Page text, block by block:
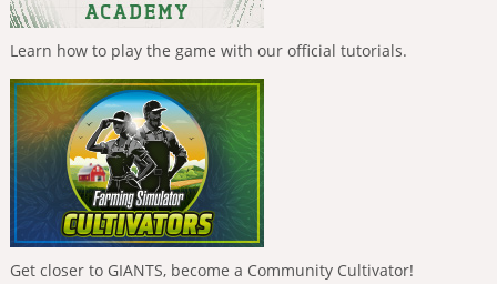
Learn how to play the game with our official tutorials.
Get closer to GIANTS, become a Community Cultivator!